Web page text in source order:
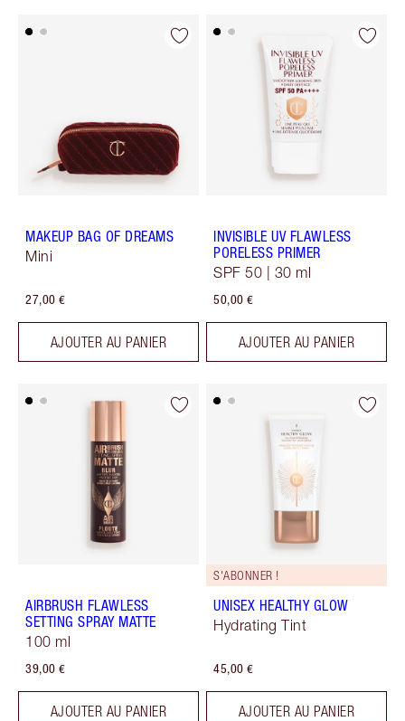
MAKEUP BAG OF DREAMS
Mini
27,00 €
AJOUTER AU PANIER
INVISIBLE UV FLAWLESS
PORELESS PRIMER
SPF 50 | 30 ml
50,00 €
AJOUTER AU PANIER
AIRBRUSH FLAWLESS
SETTING SPRAY MATTE
100 ml
39,00 €
AJOUTER AU PANIER
S'ABONNER !
UNISEX HEALTHY GLOW
Hydrating Tint
45,00 €
AJOUTER AU PANIER